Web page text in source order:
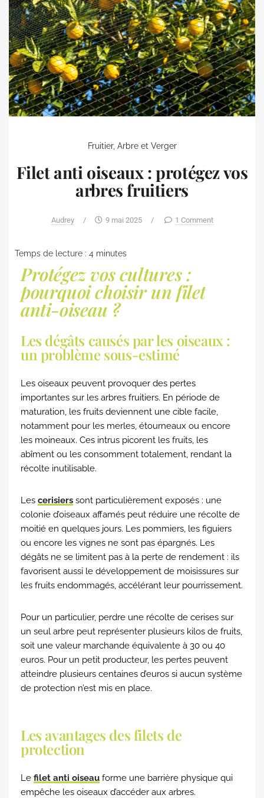
Fruitier, Arbre et Verger
Filet anti oiseaux : protégez vos
arbres fruitiers
Audrey / 9 mai 2025 / 1 Comment
Temps de lecture : 4 minutes
Protégez vos cultures :
pourquoi choisir un filet
anti-oiseau ?
Les dégâts causés par les oiseaux :
un problème sous-estimé
Les oiseaux peuvent provoquer des pertes
importantes sur les arbres fruitiers. En période de
maturation, les fruits deviennent une cible facile,
notamment pour les merles, étourneaux ou encore
les moineaux. Ces intrus picorent les fruits, les
abîment ou les consomment totalement, rendant la
récolte inutilisable.
Les cerisiers sont particulièrement exposés : une
colonie d’oiseaux affamés peut réduire une récolte de
moitié en quelques jours. Les pommiers, les figuiers
ou encore les vignes ne sont pas épargnés. Les
dégâts ne se limitent pas à la perte de rendement : ils
favorisent aussi le développement de moisissures sur
les fruits endommagés, accélérant leur pourrissement.
Pour un particulier, perdre une récolte de cerises sur
un seul arbre peut représenter plusieurs kilos de fruits,
soit une valeur marchande équivalente à 30 ou 40
euros. Pour un petit producteur, les pertes peuvent
atteindre plusieurs centaines d’euros si aucun système
de protection n’est mis en place.
Les avantages des filets de
protection
Le filet anti oiseau forme une barrière physique qui
empêche les oiseaux d’accéder aux arbres.